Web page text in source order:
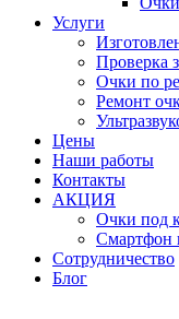
Услуги
Проверка
Очки по
Ремонт
Цены
Наши работы
Контакты
АКЦИЯ
Очки под
Смартфон
Сотрудничество
Блог